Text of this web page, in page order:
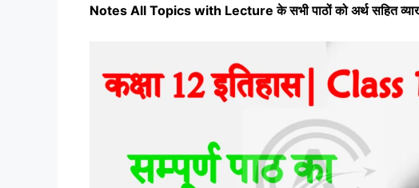
Notes All Topics with Lecture के सभी पाठों को अर्थ सहित